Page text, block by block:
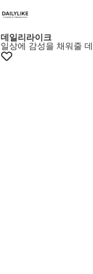
+10%쿠폰
데일리라이크
일상에 감성을 채워줄